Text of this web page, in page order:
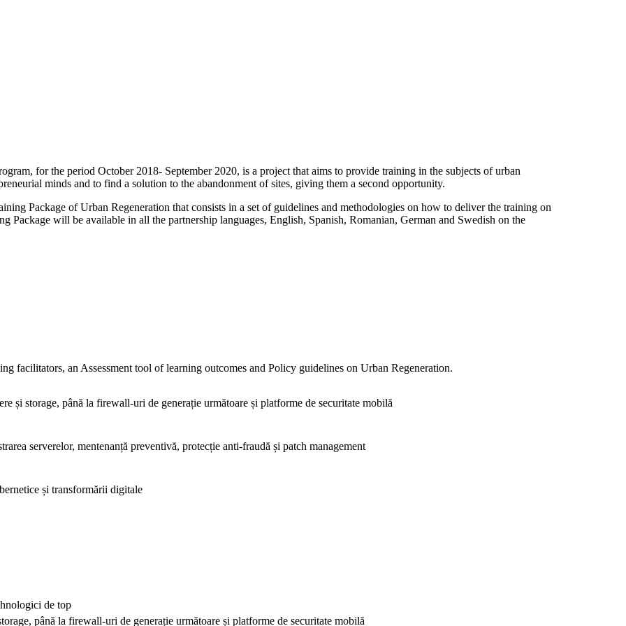
și storage, până la firewall-uri de generație următoare și platforme de securitate mobilă
serverelor, mentenanță preventivă, protecție anti-fraudă și patch management
și transformării digitale
până la firewall-uri de generație următoare și platforme de securitate mobilă
for the period October 2018- September 2020, is a project that aims to provide training in the subjects of urban
minds and to find a solution to the abandonment of sites, giving them a second opportunity.
Package of Urban Regeneration that consists in a set of guidelines and methodologies on how to deliver the training on
Package will be available in all the partnership languages, English, Spanish, Romanian, German and Swedish on the
facilitators, an Assessment tool of learning outcomes and Policy guidelines on Urban Regeneration.
de top